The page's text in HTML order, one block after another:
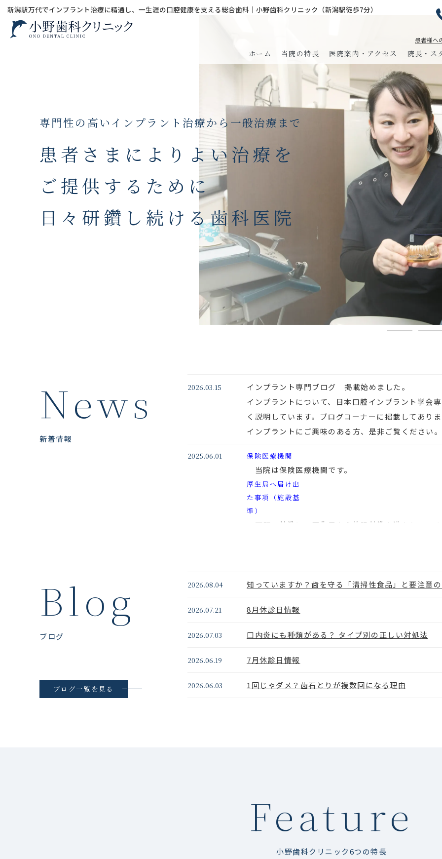
新潟駅万代でインプラント治療に精通し、一生涯の口腔健康を支える総合歯科｜小野歯科クリニック（新潟駅徒歩7分）
ホーム 当院の特長 医院案内・アクセス 院長・ス
患者様へ
Previous
Next
1 2
専門性の高いインプラント治療から一般治療まで
患者さまによりよい治療を
ご提供するために
日々研鑽し続ける歯科医院
News
新着情報
2026.03.15
インプラント専門ブログ 掲載始めました。
インプラントについて、日本口腔インプラント
く説明しています。ブログコーナーに掲載してありま
インプラントにご興味のある方、是非ご覧ください。
2025.06.01 保険医療機関
当院は保険医療機関です。
厚生局へ届け出
た事項（施設基
準）
下記の基準に、厚生局から施設基準を満たしている
ています。）
装置・器具等を整備しています。医療安全に係る研
・歯科治療時医療管理料
・在宅患者歯科治療時医療管理料
・歯科技工士連携加算１及び２
・CADCAMインレー光学印象
・歯根端切除手術の注３
Blog
ブログ
2026.08.04 知っていますか？歯を守る「清掃性食品」と要注意の
2026.07.21 8月休診日情報
2026.07.03 口内炎にも種類がある？ タイプ別の正しい対処法
2026.06.19 7月休診日情報
2026.06.03 1回じゃダメ？歯石とりが複数回になる理由
ブログ一覧を見る
Feature
小野歯科クリニック6つの特長